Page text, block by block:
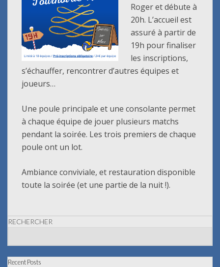
Roger et débute à
20h. L’accueil est
assuré à partir de
19h pour finaliser
les inscriptions,
s’échauffer, rencontrer d’autres équipes et
joueurs…
Une poule principale et une consolante permet
à chaque équipe de jouer plusieurs matchs
pendant la soirée. Les trois premiers de chaque
poule ont un lot.
Ambiance conviviale, et restauration disponible
toute la soirée (et une partie de la nuit !).
RECHERCHER
Recent Posts